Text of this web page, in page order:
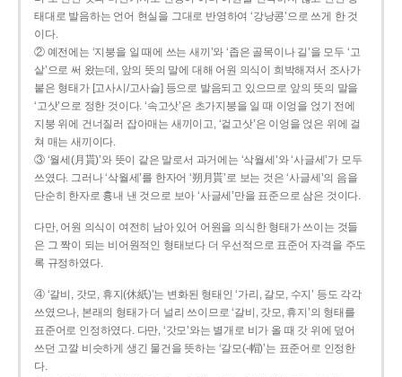
태대로 발음하는 언어 현실을 그대로 반영하여 ‘강낭콩’으로 쓰게 한 것
이다.
② 예전에는 ‘지붕을 일 때에 쓰는 새끼’와 ‘좁은 골목이나 길’을 모두 ‘고
샅’으로 써 왔는데, 앞의 뜻의 말에 대해 어원 의식이 희박해져서 조사가
붙은 형태가 [고사시/고사슬] 등으로 발음되고 있으므로 앞의 뜻의 말을
‘고삿’으로 정한 것이다. ‘속고삿’은 초가지붕을 일 때 이엉을 얹기 전에
지붕 위에 건너질러 잡아매는 새끼이고, ‘겉고삿’은 이엉을 얹은 위에 걸
쳐 매는 새끼이다.
③ ‘월세(月貰)’와 뜻이 같은 말로서 과거에는 ‘삭월세’와 ‘사글세’가 모두
쓰였다. 그러나 ‘삭월세’를 한자어 ‘朔月貰’로 보는 것은 ‘사글세’의 음을
단순히 한자로 흉내 낸 것으로 보아 ‘사글세’만을 표준으로 삼은 것이다.
다만, 어원 의식이 여전히 남아 있어 어원을 의식한 형태가 쓰이는 것들
은 그 짝이 되는 비어원적인 형태보다 더 우선적으로 표준어 자격을 주도
록 규정하였다.
④ ‘갈비, 갓모, 휴지(休紙)’는 변화된 형태인 ‘가리, 갈모, 수지’ 등도 각각
쓰였으나, 본래의 형태가 더 널리 쓰이므로 ‘갈비, 갓모, 휴지’의 형태를
표준어로 인정하였다. 다만, ‘갓모’와는 별개로 비가 올 때 갓 위에 덮어
쓰던 고깔 비슷하게 생긴 물건을 뜻하는 ‘갈모(-帽)’는 표준어로 인정한
다.